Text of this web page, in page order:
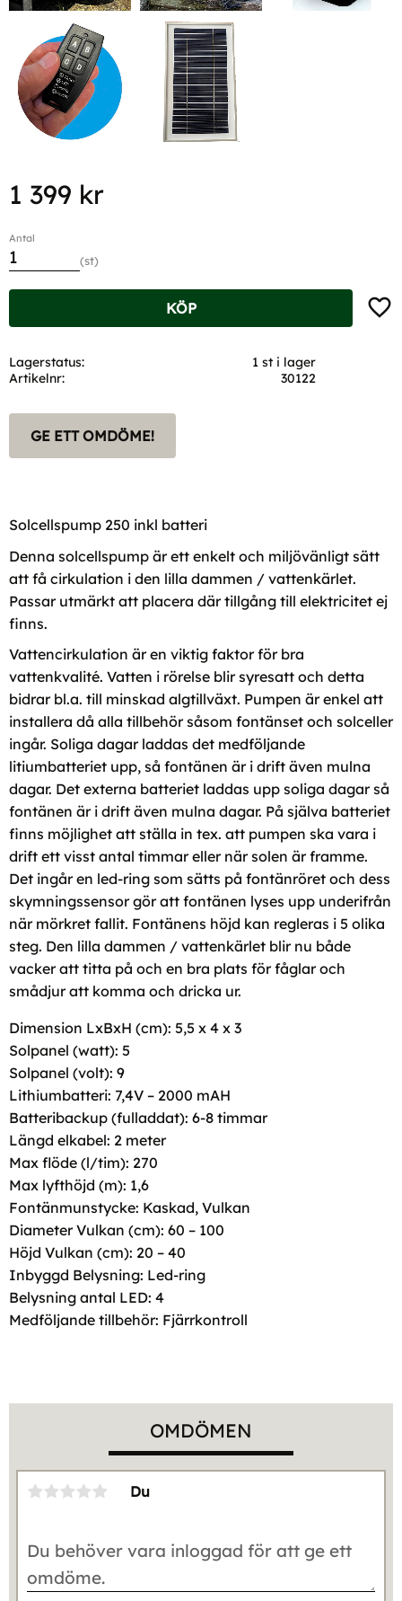
1 399 kr
Antal
st
KÖP
Lagerstatus
1 st i lager
Artikelnr
30122
GE ETT OMDÖME!
Solcellspump 250 inkl batteri
Denna solcellspump är ett enkelt och miljövänligt sätt
att få cirkulation i den lilla dammen / vattenkärlet.
Passar utmärkt att placera där tillgång till elektricitet ej
finns.
Vattencirkulation är en viktig faktor för bra
vattenkvalité. Vatten i rörelse blir syresatt och detta
bidrar bl.a. till minskad algtillväxt. Pumpen är enkel att
installera då alla tillbehör såsom fontänset och solceller
ingår. Soliga dagar laddas det medföljande
litiumbatteriet upp, så fontänen är i drift även mulna
dagar. Det externa batteriet laddas upp soliga dagar så
fontänen är i drift även mulna dagar. På själva batteriet
finns möjlighet att ställa in tex. att pumpen ska vara i
drift ett visst antal timmar eller när solen är framme.
Det ingår en led-ring som sätts på fontänröret och dess
skymningssensor gör att fontänen lyses upp underifrån
när mörkret fallit. Fontänens höjd kan regleras i 5 olika
steg. Den lilla dammen / vattenkärlet blir nu både
vacker att titta på och en bra plats för fåglar och
smådjur att komma och dricka ur.
Dimension LxBxH (cm): 5,5 x 4 x 3
Solpanel (watt): 5
Solpanel (volt): 9
Lithiumbatteri: 7,4V – 2000 mAH
Batteribackup (fulladdat): 6-8 timmar
Längd elkabel: 2 meter
Max flöde (l/tim): 270
Max lyfthöjd (m): 1,6
Fontänmunstycke: Kaskad, Vulkan
Diameter Vulkan (cm): 60 – 100
Höjd Vulkan (cm): 20 – 40
Inbyggd Belysning: Led-ring
Belysning antal LED: 4
Medföljande tillbehör: Fjärrkontroll
OMDÖMEN
Du